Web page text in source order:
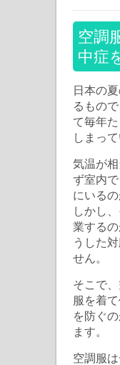
症
予
防
に
も
人
気
の
空
調
服
の
選
方
は
空調
中症
日本の
るもの
て毎年
しまって
気温が
ず室内
にいるの
しかし
業する
うした
せん。
そこで
服を着
を防ぐ
ます。
空調服